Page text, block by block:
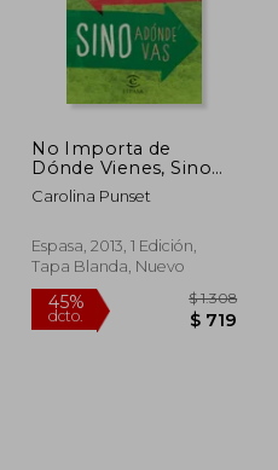
No Importa de
Dónde Vienes, Sino
Adónde vas (Fuera de
Colección y one Shot)
Carolina Punset
Espasa, 2013, 1 Edición,
Tapa Blanda, Nuevo